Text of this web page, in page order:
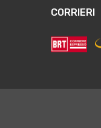
CORRIERI